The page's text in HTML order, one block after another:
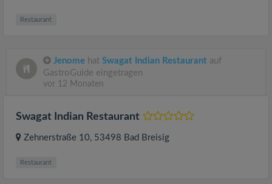
Restaurant
Jenome hat Swagat Indian Restaurant auf
GastroGuide eingetragen
vor 12 Monaten
Swagat Indian Restaurant
Zehnerstraße 10, 53498 Bad Breisig
Restaurant